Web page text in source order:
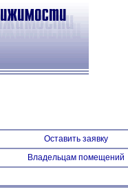
Оставить заявку
Владельцам помещений